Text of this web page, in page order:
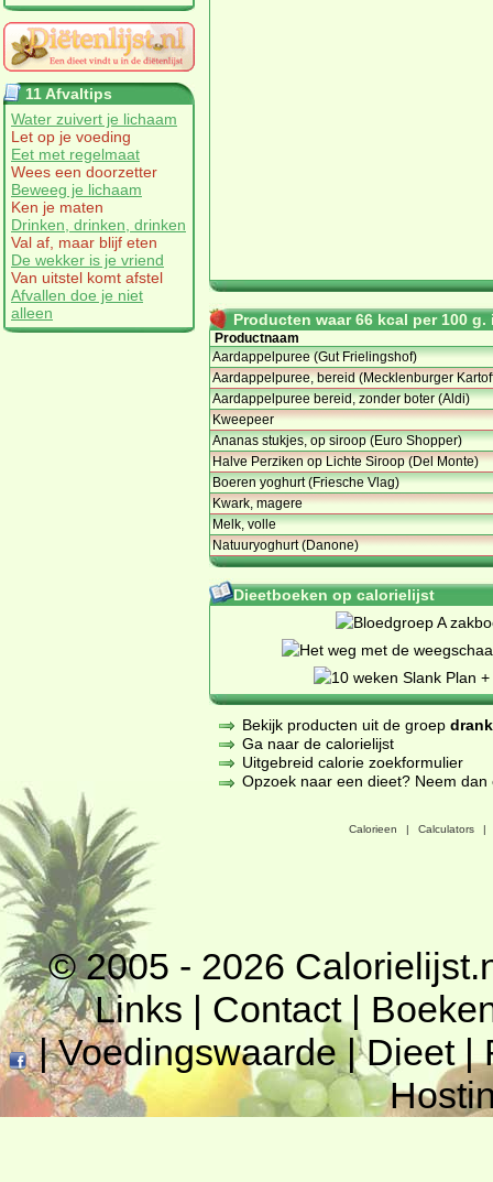
11 Afvaltips
Water zuivert je lichaam
Let op je voeding
Eet met regelmaat
Wees een doorzetter
Beweeg je lichaam
Ken je maten
Drinken, drinken, drinken
Val af, maar blijf eten
De wekker is je vriend
Van uitstel komt afstel
Afvallen doe je niet
alleen
Producten waar 66 kcal per 100
Productnaam
Aardappelpuree (Gut Frielingshof)
Aardappelpuree, bereid (Mecklenburger
Aardappelpuree bereid, zonder boter (Aldi)
Kweepeer
Ananas stukjes, op siroop (Euro Shopper)
Halve Perziken op Lichte Siroop (Del Monte)
Boeren yoghurt (Friesche Vlag)
Kwark, magere
Melk, volle
Natuuryoghurt (Danone)
Dieetboeken op calorielijst
Bekijk producten uit de groep
Ga naar de calorielijst
Uitgebreid calorie zoekformulier
Opzoek naar een dieet? Neem
Calorieen | Calculators |
© 2005 - 2026
Links | Contact|
|Voedingswaarde|Dieet|